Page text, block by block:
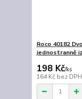
Roco 40182
jednostranně
198 Kč/ks
164 Kč bez DPH